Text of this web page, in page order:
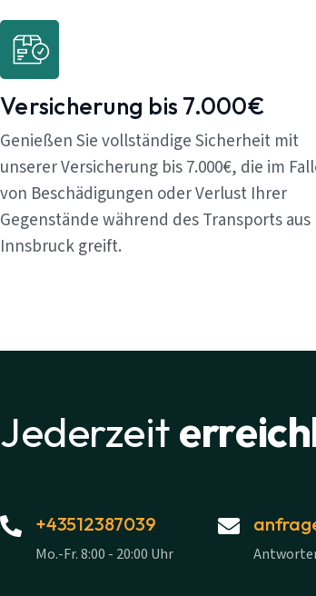
Versicherung bis 7.000€
Genießen Sie vollständige Sicherheit mit
unserer Versicherung bis 7.000€, die im
von Beschädigungen oder Verlust Ihrer
Gegenstände während des Transports aus
Innsbruck greift.
Jederzeit
+43512387039
Mo.-Fr. 8:00 - 20:00 Uhr